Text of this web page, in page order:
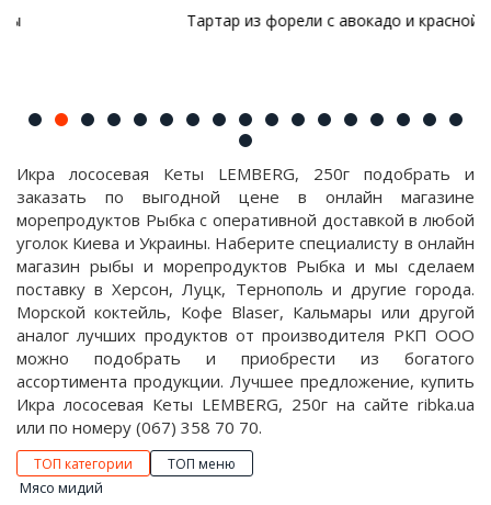
Тартар из форели с авокадо и красной икрой
Икра лососевая Кеты LEMBERG, 250г подобрать и
заказать по выгодной цене в онлайн магазине
морепродуктов Рыбка с оперативной доставкой в любой
уголок Киева и Украины. Наберите специалисту в онлайн
магазин рыбы и морепродуктов Рыбка и мы сделаем
поставку в Херсон, Луцк, Тернополь и другие города.
Морской коктейль, Кофе Blaser, Кальмары или другой
аналог лучших продуктов от производителя РКП ООО
можно подобрать и приобрести из богатого
ассортимента продукции. Лучшее предложение, купить
Икра лососевая Кеты LEMBERG, 250г на сайте ribka.ua
или по номеру (067) 358 70 70.
ТОП категории ТОП меню
Мясо мидий